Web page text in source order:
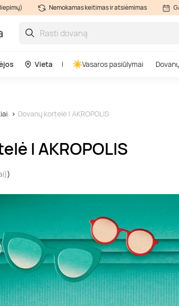
Nemokamas keitimas ir atsiėmimas
Vieta Vasaros pasiūlymai
Dovanų kortelė | AKROPOLIS
| AKROPOLIS
)